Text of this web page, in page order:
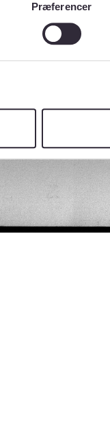
Præferencer